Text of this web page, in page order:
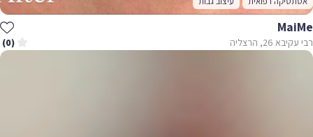
MaiMe
רבי עקיבא 26, הרצליה (0)